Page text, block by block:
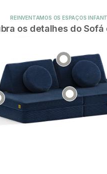
REINVENTAMOS OS ESPAÇOS
os detalhes do Sofá